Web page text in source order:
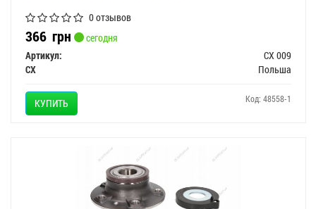
0 отзывов
366 грн
сегодня
Артикул:
CX 009
CX
Польша
КУПИТЬ Код: 48558-1